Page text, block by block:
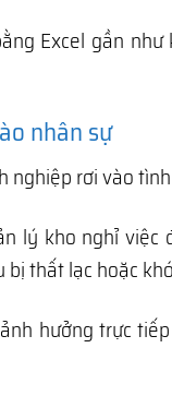
Excel gần
nhân sự
nghiệp rơi vào
lý kho nghỉ việc
bị thất lạc hoặc
hưởng trực